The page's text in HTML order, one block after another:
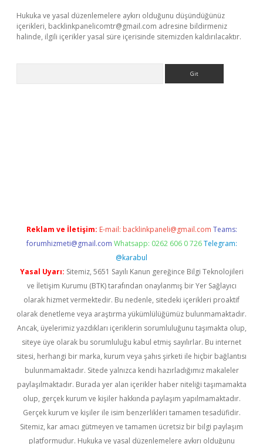
Hukuka ve yasal düzenlemelere aykırı olduğunu düşündüğünüz
içerikleri, backlinkpanelicomtr@gmail.com adresine bildirmeniz
halinde, ilgili içerikler yasal süre içerisinde sitemizden kaldırılacaktır.
Reklam ve İletişim: E-mail: backlinkpaneli@gmail.com Teams:
forumhizmeti@gmail.com Whatsapp: 0262 606 0 726 Telegram:
@karabul
Yasal Uyarı: Sitemiz, 5651 Sayılı Kanun gereğince Bilgi Teknolojileri
ve İletişim Kurumu (BTK) tarafından onaylanmış bir Yer Sağlayıcı
olarak hizmet vermektedir. Bu nedenle, sitedeki içerikleri proaktif
olarak denetleme veya araştırma yükümlülüğümüz bulunmamaktadır.
Ancak, üyelerimiz yazdıkları içeriklerin sorumluluğunu taşımakta olup,
siteye üye olarak bu sorumluluğu kabul etmiş sayılırlar. Bu internet
sitesi, herhangi bir marka, kurum veya şahıs şirketi ile hiçbir bağlantısı
bulunmamaktadır. Sitede yalnızca kendi hazırladığımız makaleler
paylaşılmaktadır. Burada yer alan içerikler haber niteliği taşımamakta
olup, gerçek kurum ve kişiler hakkında paylaşım yapılmamaktadır.
Gerçek kurum ve kişiler ile isim benzerlikleri tamamen tesadüfidir.
Sitemiz, kar amacı gütmeyen ve tamamen ücretsiz bir bilgi paylaşım
platformudur. Hukuka ve yasal düzenlemelere aykırı olduğunu